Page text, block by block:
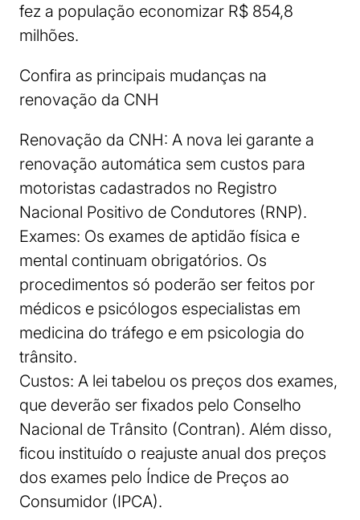
fez a população economizar R$ 854,8
milhões.
Confira as principais mudanças na
renovação da CNH
Renovação da CNH: A nova lei garante a
renovação automática sem custos para
motoristas cadastrados no Registro
Nacional Positivo de Condutores (RNP).
Exames: Os exames de aptidão física e
mental continuam obrigatórios. Os
procedimentos só poderão ser feitos por
médicos e psicólogos especialistas em
medicina do tráfego e em psicologia do
trânsito.
Custos: A lei tabelou os preços dos exames,
que deverão ser fixados pelo Conselho
Nacional de Trânsito (Contran). Além disso,
ficou instituído o reajuste anual dos preços
dos exames pelo Índice de Preços ao
Consumidor (IPCA).